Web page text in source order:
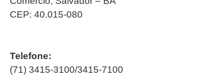
CEP: 40.015-080
Telefone:
(71) 3415-3100/3415-7100